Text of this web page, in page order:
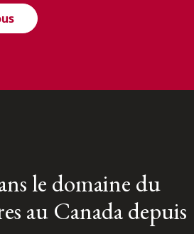
le domaine du
au Canada depuis